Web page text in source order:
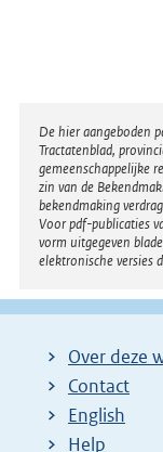
Disclaimer
De hier aangeboden
Tractatenblad,
gemeenschappelijke
zin van de
bekendmaking
Voor pdf-publicaties
vorm uitgegeven
elektronische versies
Over deze
Contact
English
Help